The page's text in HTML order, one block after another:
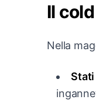
Il
Nella
Stati